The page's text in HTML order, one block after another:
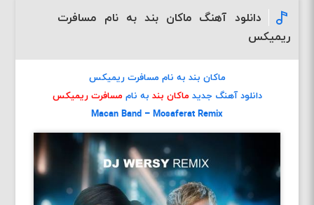
دانلود آهنگ ماکان بند به نام مسافرت
ریمیکس
ماکان بند به نام مسافرت ریمیکس
دانلود آهنگ جدید ماکان بند به ناممسافرت ریمیکس
Macan Band – Mosaferat Remix